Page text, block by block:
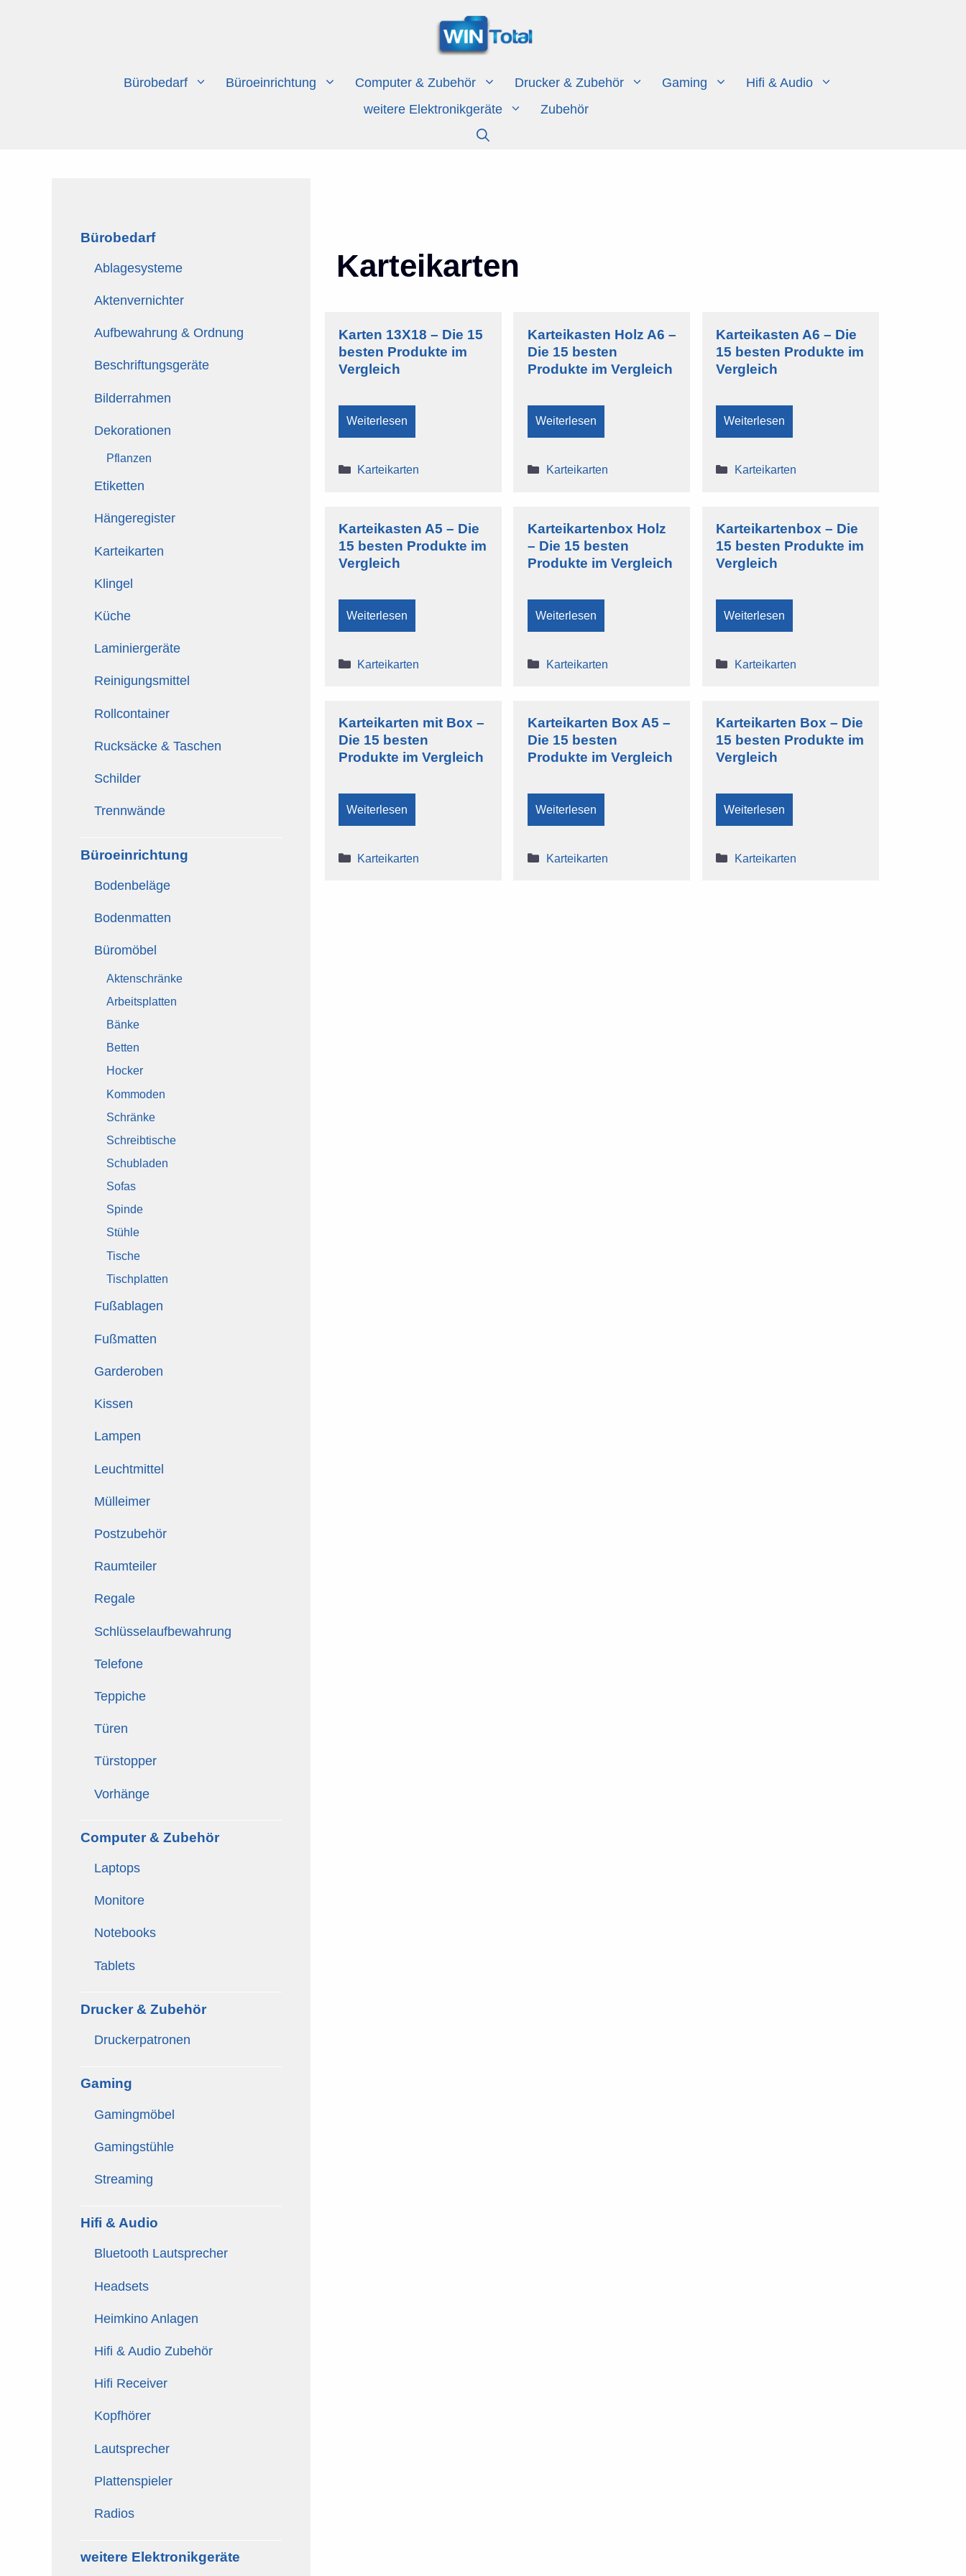
Bürobedarf Büroeinrichtung Computer & Zubehör Drucker & Zubehör Gaming
Hifi & Audio
weitere Elektronikgeräte
Zubehör
Karteikarten
Karten 13X18 – Die 15
besten Produkte im
Vergleich
Weiterlesen
Kategorien
Karteikarten
Karteikasten Holz A6 –
Die 15 besten
Produkte im Vergleich
Weiterlesen
Kategorien
Karteikarten
Karteikasten A6 – Die
15 besten Produkte im
Vergleich
Weiterlesen
Kategorien
Karteikarten
Karteikasten A5 – Die
15 besten Produkte im
Vergleich
Weiterlesen
Kategorien
Karteikarten
Karteikartenbox Holz
– Die 15 besten
Produkte im Vergleich
Weiterlesen
Kategorien
Karteikarten
Karteikartenbox – Die
15 besten Produkte im
Vergleich
Weiterlesen
Kategorien
Karteikarten
Karteikarten mit Box –
Die 15 besten
Produkte im Vergleich
Weiterlesen
Kategorien
Karteikarten
Karteikarten Box A5 –
Die 15 besten
Produkte im Vergleich
Weiterlesen
Kategorien
Karteikarten
Karteikarten Box – Die
15 besten Produkte im
Vergleich
Weiterlesen
Kategorien
Karteikarten
Bürobedarf
Ablagesysteme
Aktenvernichter
Aufbewahrung & Ordnung
Beschriftungsgeräte
Bilderrahmen
Dekorationen
Pflanzen
Etiketten
Hängeregister
Karteikarten
Klingel
Küche
Laminiergeräte
Reinigungsmittel
Rollcontainer
Rucksäcke & Taschen
Schilder
Trennwände
Büroeinrichtung
Bodenbeläge
Bodenmatten
Büromöbel
Aktenschränke
Arbeitsplatten
Bänke
Betten
Hocker
Kommoden
Schränke
Schreibtische
Schubladen
Sofas
Spinde
Stühle
Tische
Tischplatten
Fußablagen
Fußmatten
Garderoben
Kissen
Lampen
Leuchtmittel
Mülleimer
Postzubehör
Raumteiler
Regale
Schlüsselaufbewahrung
Telefone
Teppiche
Türen
Türstopper
Vorhänge
Computer & Zubehör
Laptops
Monitore
Notebooks
Tablets
Drucker & Zubehör
Druckerpatronen
Gaming
Gamingmöbel
Gamingstühle
Streaming
Hifi & Audio
Bluetooth Lautsprecher
Headsets
Heimkino Anlagen
Hifi & Audio Zubehör
Hifi Receiver
Kopfhörer
Lautsprecher
Plattenspieler
Radios
weitere Elektronikgeräte